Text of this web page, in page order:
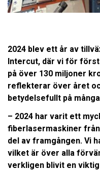
2024 blev ett år av
Intercut, där vi för
på över 130 miljoner
reflekterar över året
betydelsefullt på
– 2024 har varit ett
fiberlasermaskiner
del av framgången. Vi
vilket är över alla
verkligen blivit en